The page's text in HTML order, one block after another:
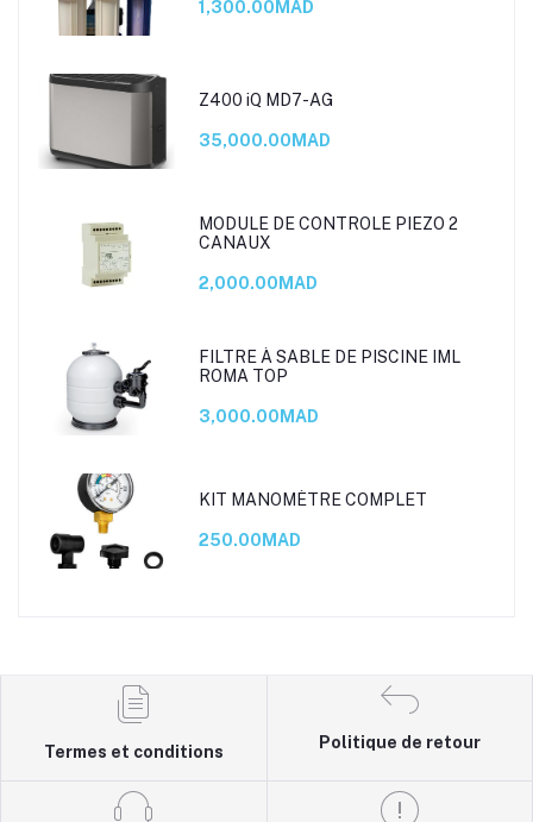
1,300.00MAD
Z400 iQ MD7-AG
35,000.00MAD
MODULE DE CONTROLE PIEZO 2
CANAUX
2,000.00MAD
FILTRE À SABLE DE PISCINE IML
ROMA TOP
3,000.00MAD
KIT MANOMÈTRE COMPLET
250.00MAD
Termes et conditions
Politique de retour